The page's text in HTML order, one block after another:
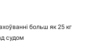
больш як 25 кг
судом